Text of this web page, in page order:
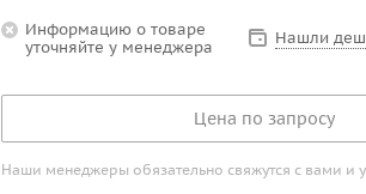
Информацию о товаре
уточняйте у менеджера
Нашли
Цена по запросу
Наши менеджеры обязательно свяжутся с вами и